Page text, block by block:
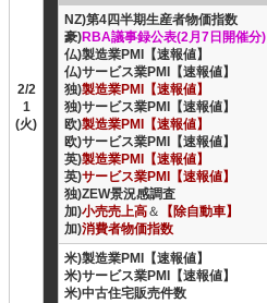
2/2
1
(火)
NZ)第4四半期生産者物価指数
豪)RBA議事録公表(2月7日開催分)
仏)製造業PMI【速報値】
仏)サービス業PMI【速報値】
独)製造業PMI【速報値】
独)サービス業PMI【速報値】
欧)製造業PMI【速報値】
欧)サービス業PMI【速報値】
英)製造業PMI【速報値】
英)サービス業PMI【速報値】
独)ZEW景況感調査
加)小売売上高＆
【除自動車】
加)消費者物価指数
米)製造業PMI【速報値】
米)サービス業PMI【速報値】
米)中古住宅販売件数